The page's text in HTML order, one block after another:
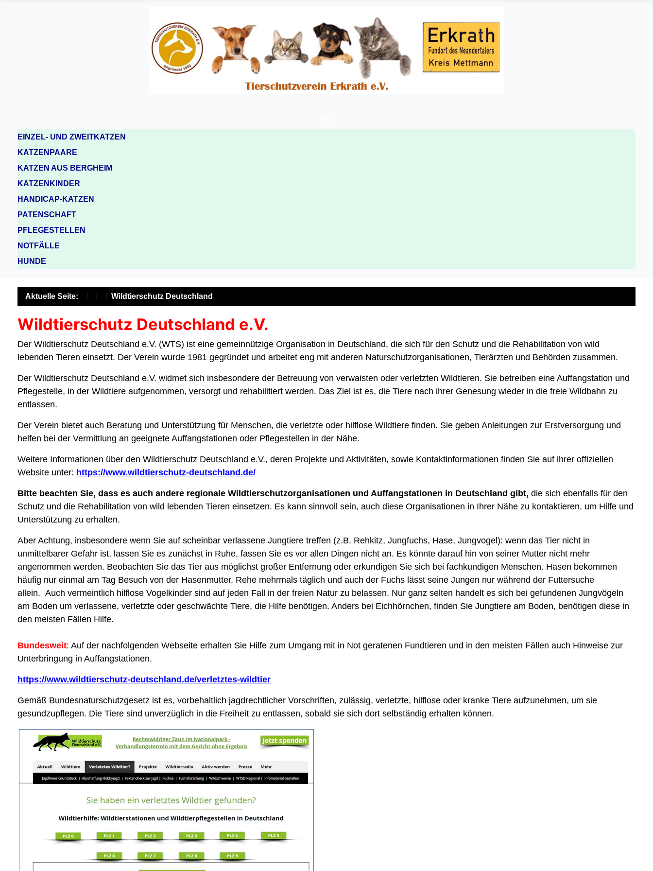
EINZEL- UND ZWEITKATZEN
KATZENPAARE
KATZEN AUS BERGHEIM
KATZENKINDER
HANDICAP-KATZEN
PATENSCHAFT
PFLEGESTELLEN
NOTFÄLLE
HUNDE
Aktuelle Seite: Wildtierschutz Deutschland
Wildtierschutz Deutschland e.V.
Der Wildtierschutz Deutschland e.V. (WTS) ist eine gemeinnützige Organisation in Deutschland, die sich für den Schutz und die Rehabilitation von wild
lebenden Tieren einsetzt. Der Verein wurde 1981 gegründet und arbeitet eng mit anderen Naturschutzorganisationen, Tierärzten und Behörden zusammen.
Der Wildtierschutz Deutschland e.V. widmet sich insbesondere der Betreuung von verwaisten oder verletzten Wildtieren. Sie betreiben eine Auffangstation und
Pflegestelle, in der Wildtiere aufgenommen, versorgt und rehabilitiert werden. Das Ziel ist es, die Tiere nach ihrer Genesung wieder in die freie Wildbahn zu
entlassen.
Der Verein bietet auch Beratung und Unterstützung für Menschen, die verletzte oder hilflose Wildtiere finden. Sie geben Anleitungen zur Erstversorgung und
helfen bei der Vermittlung an geeignete Auffangstationen oder Pflegestellen in der Nähe.
Weitere Informationen über den Wildtierschutz Deutschland e.V., deren Projekte und Aktivitäten, sowie Kontaktinformationen finden Sie auf ihrer offiziellen
Website unter: https://www.wildtierschutz-deutschland.de/
Bitte beachten Sie, dass es auch andere regionale Wildtierschutzorganisationen und Auffangstationen in Deutschland gibt, die sich ebenfalls für den
Schutz und die Rehabilitation von wild lebenden Tieren einsetzen. Es kann sinnvoll sein, auch diese Organisationen in Ihrer Nähe zu kontaktieren, um Hilfe und
Unterstützung zu erhalten.
Aber Achtung, insbesondere wenn Sie auf scheinbar verlassene Jungtiere treffen (z.B. Rehkitz, Jungfuchs, Hase, Jungvogel): wenn das Tier nicht in
unmittelbarer Gefahr ist, lassen Sie es zunächst in Ruhe, fassen Sie es vor allen Dingen nicht an. Es könnte darauf hin von seiner Mutter nicht mehr
angenommen werden. Beobachten Sie das Tier aus möglichst großer Entfernung oder erkundigen Sie sich bei fachkundigen Menschen. Hasen bekommen
häufig nur einmal am Tag Besuch von der Hasenmutter, Rehe mehrmals täglich und auch der Fuchs lässt seine Jungen nur während der Futtersuche
allein. Auch vermeintlich hilflose Vogelkinder sind auf jeden Fall in der freien Natur zu belassen. Nur ganz selten handelt es sich bei gefundenen Jungvögeln
am Boden um verlassene, verletzte oder geschwächte Tiere, die Hilfe benötigen. Anders bei Eichhörnchen, finden Sie Jungtiere am Boden, benötigen diese in
den meisten Fällen Hilfe.
Bundesweit: Auf der nachfolgenden Webseite erhalten Sie Hilfe zum Umgang mit in Not geratenen Fundtieren und in den meisten Fällen auch Hinweise zur
Unterbringung in Auffangstationen.
https://www.wildtierschutz-deutschland.de/verletztes-wildtier
Gemäß Bundesnaturschutzgesetz ist es, vorbehaltlich jagdrechtlicher Vorschriften, zulässig, verletzte, hilflose oder kranke Tiere aufzunehmen, um sie
gesundzupflegen. Die Tiere sind unverzüglich in die Freiheit zu entlassen, sobald sie sich dort selbständig erhalten können.